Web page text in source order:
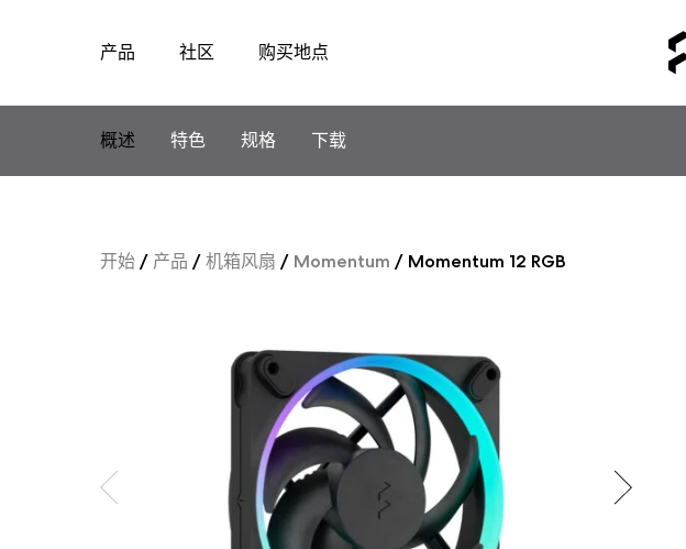
产品 社区 购买地点
概述
特色 规格 下载
开始/ 产品 /机箱风扇 / Momentum / Momentum 12 RGB